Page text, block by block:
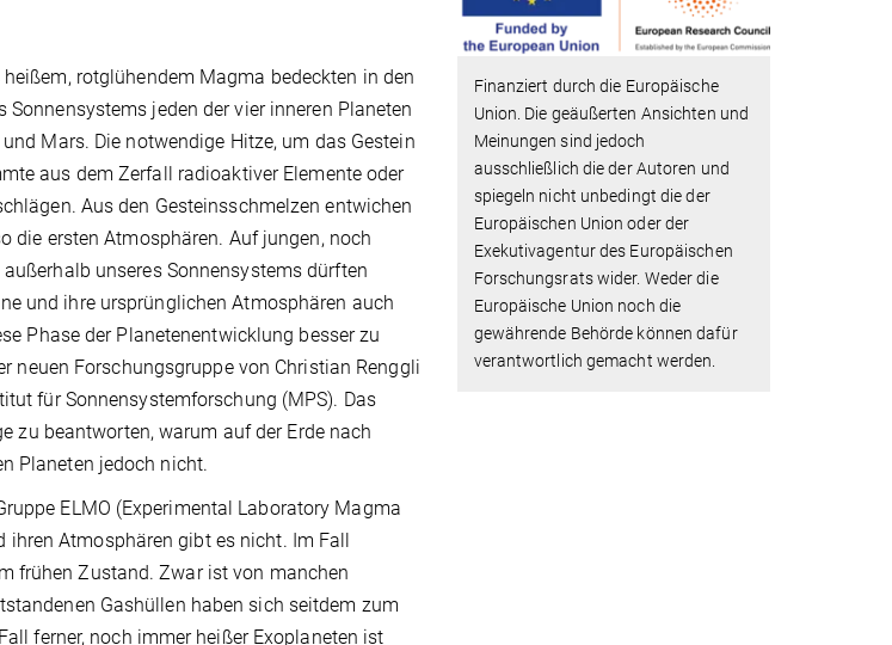
heißem, rotglühendem Magma bedeckten in den
Sonnensystems jeden der vier inneren Planeten
und Mars. Die notwendige Hitze, um das Gestein
aus dem Zerfall radioaktiver Elemente oder
Aus den Gesteinsschmelzen entwichen
die ersten Atmosphären. Auf jungen, noch
unseres Sonnensystems dürften
und ihre ursprünglichen Atmosphären auch
Phase der Planetenentwicklung besser zu
neuen Forschungsgruppe von Christian Renggli
für Sonnensystemforschung (MPS). Das
zu beantworten, warum auf der Erde nach
Planeten jedoch nicht.
ELMO (Experimental Laboratory Magma
ihren Atmosphären gibt es nicht. Im Fall
frühen Zustand. Zwar ist von manchen
Gashüllen haben sich seitdem zum
ferner, noch immer heißer Exoplaneten ist
Finanziert durch die Europäische
Union. Die geäußerten Ansichten und
Meinungen sind jedoch
ausschließlich die der Autoren und
spiegeln nicht unbedingt die der
Europäischen Union oder der
Exekutivagentur des Europäischen
Forschungsrats wider. Weder die
Europäische Union noch die
gewährende Behörde können dafür
verantwortlich gemacht werden.